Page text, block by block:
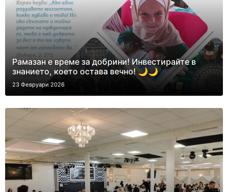
Рамазан е време за добрини! Инвестирайте в
знанието, което остава вечно! 🌙🌙
23 Февруари 2026